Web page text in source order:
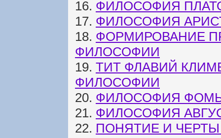
16. ФИЛОСОФИЯ
17. ФИЛОСОФИЯ
18. ФОРМИРОВАНИЕ
ФИЛОСОФИИ
19. ТИТ ФЛАВИЙ
ФИЛОСОФИИ
20. ФИЛОСОФИЯ
21. ФИЛОСОФИЯ
22. ПОНЯТИЕ И